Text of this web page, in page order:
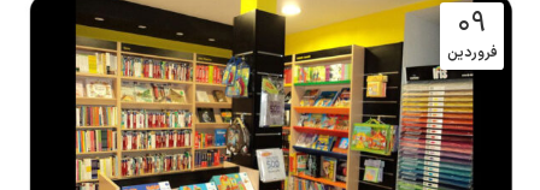
۰۹
فروردین